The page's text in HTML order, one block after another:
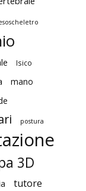
Isico
mano
postura
3D
tutore